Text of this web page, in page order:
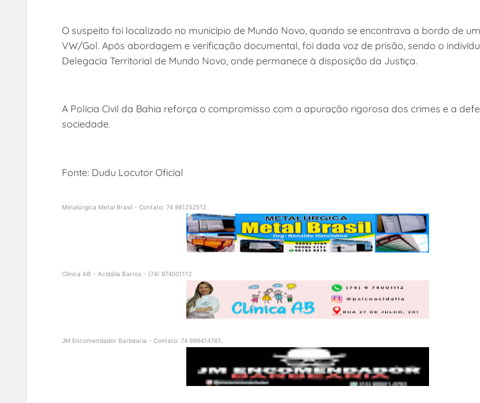
O suspeito foi localizado no município de Mundo Novo, quando se encontrava a bordo de
VW/Gol. Após abordagem e verificação documental, foi dada voz de prisão, sendo o
Delegacia Territorial de Mundo Novo, onde permanece à disposição da Justiça.
A Polícia Civil da Bahia reforça o compromisso com a apuração rigorosa dos crimes e a
sociedade.
Fonte: Dudu Locutor Oficial
Metalúrgica Metal Brasil - Contato: 74 981252512
Clínica AB - Acidália Barros - (74) 974001112
JM Encomendador Barbearia - Contato: 74 999414761.